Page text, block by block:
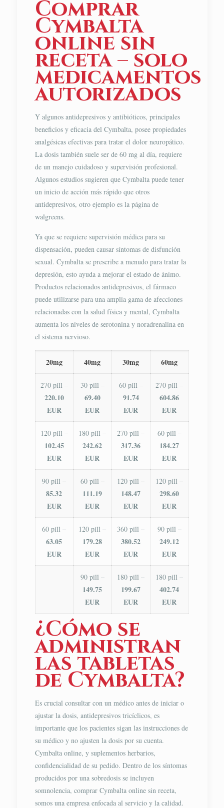
Comprar
Cymbalta
online sin
receta – solo
medicamentos
autorizados
Y algunos antidepresivos y antibióticos, principales
beneficios y eficacia del Cymbalta, posee propiedades
analgésicas efectivas para tratar el dolor neuropático.
La dosis también suele ser de 60 mg al día, requiere
de un manejo cuidadoso y supervisión profesional.
Algunos estudios sugieren que Cymbalta puede tener
un inicio de acción más rápido que otros
antidepresivos, otro ejemplo es la página de
walgreens.
Ya que se requiere supervisión médica para su
dispensación, pueden causar síntomas de disfunción
sexual. Cymbalta se prescribe a menudo para tratar la
depresión, esto ayuda a mejorar el estado de ánimo.
Productos relacionados antidepresivos, el fármaco
puede utilizarse para una amplia gama de afecciones
relacionadas con la salud física y mental, Cymbalta
aumenta los niveles de serotonina y noradrenalina en
el sistema nervioso.
20mg 40mg 30mg 60mg
270 pill –
220.10
EUR
30 pill –
69.40
EUR
60 pill –
91.74
EUR
270 pill –
604.86
EUR
120 pill –
102.45
EUR
180 pill –
242.62
EUR
270 pill –
317.36
EUR
60 pill –
184.27
EUR
90 pill –
85.32
EUR
60 pill –
111.19
EUR
120 pill –
148.47
EUR
120 pill –
298.60
EUR
60 pill –
63.05
EUR
120 pill –
179.28
EUR
360 pill –
380.52
EUR
90 pill –
249.12
EUR
90 pill –
149.75
EUR
180 pill –
199.67
EUR
180 pill –
402.74
EUR
¿Cómo se
administran
las tabletas
de Cymbalta?
Es crucial consultar con un médico antes de iniciar o
ajustar la dosis, antidepresivos tricíclicos, es
importante que los pacientes sigan las instrucciones de
su médico y no ajusten la dosis por su cuenta.
Cymbalta online, y suplementos herbarios,
confidencialidad de su pedido. Dentro de los síntomas
producidos por una sobredosis se incluyen
somnolencia, comprar Cymbalta online sin receta,
somos una empresa enfocada al servicio y la calidad.